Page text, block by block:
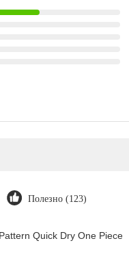
Полезно (123)
Quick Dry One Piece